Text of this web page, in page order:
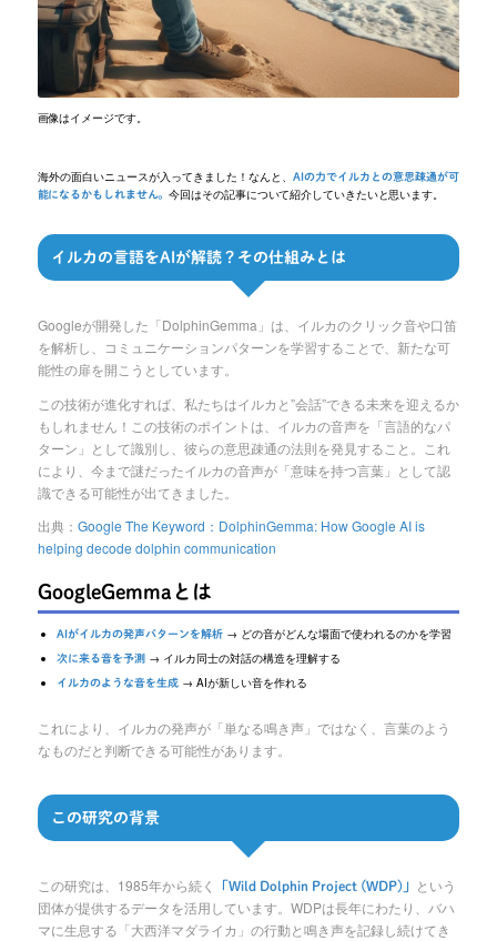
画像はイメージです。
海外の面白いニュースが入ってきました！なんと、AIの力でイルカとの意思疎通が可
能になるかもしれません。今回はその記事について紹介していきたいと思います。
イルカの言語をAIが解読？その仕組みとは
Googleが開発した「DolphinGemma」は、イルカのクリック音や口笛
を解析し、コミュニケーションパターンを学習することで、新たな可
能性の扉を開こうとしています。
この技術が進化すれば、私たちはイルカと”会話”できる未来を迎えるか
もしれません！この技術のポイントは、イルカの音声を「言語的なパ
ターン」として識別し、彼らの意思疎通の法則を発見すること。これ
により、今まで謎だったイルカの音声が「意味を持つ言葉」として認
識できる可能性が出てきました。
出典： Google The Keyword：DolphinGemma: How Google AI is
helping decode dolphin communication
GoogleGemmaとは
AIがイルカの発声パターンを解析→ どの音がどんな場面で使われるのかを学習
次に来る音を予測→ イルカ同士の対話の構造を理解する
イルカのような音を生成→ AIが新しい音を作れる
これにより、イルカの発声が「単なる鳴き声」ではなく、言葉のよう
なものだと判断できる可能性があります。
この研究の背景
この研究は、1985年から続く 「Wild Dolphin Project (WDP)」
という
団体が提供するデータを活用しています。WDPは長年にわたり、バハ
マに生息する「大西洋マダライカ」の行動と鳴き声を記録し続けてき